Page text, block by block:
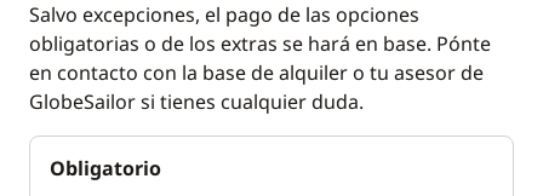
Salvo excepciones, el pago de las opciones
obligatorias o de los extras se hará en base. Pónte
en contacto con la base de alquiler o tu asesor de
GlobeSailor si tienes cualquier duda.
Obligatorio